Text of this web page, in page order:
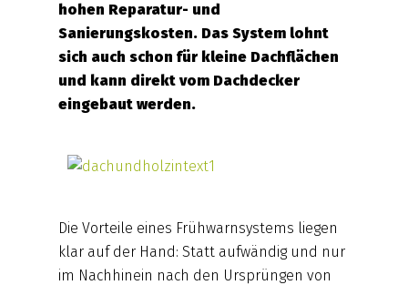
hohen Reparatur- und
Sanierungskosten. Das System lohnt
sich auch schon für kleine Dachflächen
und kann direkt vom Dachdecker
eingebaut werden.
Die Vorteile eines Frühwarnsystems liegen
klar auf der Hand: Statt aufwändig und nur
im Nachhinein nach den Ursprüngen von